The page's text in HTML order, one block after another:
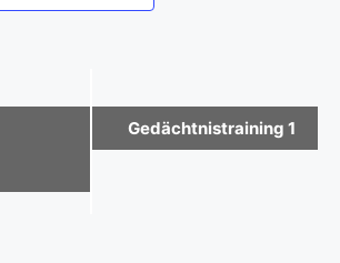
Gedächtnistraining 1